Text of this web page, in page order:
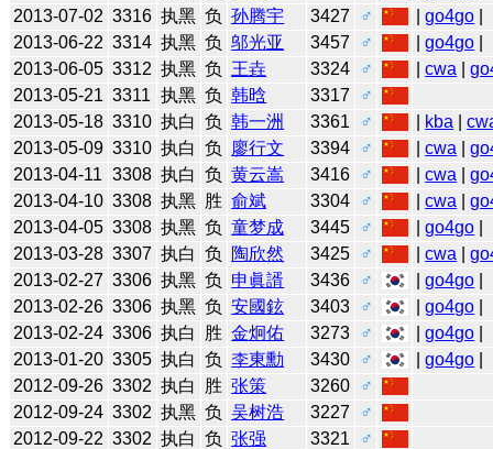
2013-07-02 3316 执黑 负 孙腾宇 3427 ♂ |go4go
2013-06-22 3314 执黑 负 邬光亚 3457 ♂ |go4go
2013-06-05 3312 执黑 负 王垚 3324 ♂ |cwa |
2013-05-21 3311 执黑 负 韩晗 3317
♂
2013-05-18 3310 执白 负 韩一洲 3361 ♂ kba |
2013-05-09 3310 执白 负 廖行文 3394 ♂ |cwa |
2013-04-11 3308 执白 负 黄云嵩 3416 ♂ |cwa |
2013-04-10 3308 执黑 胜 俞斌 3304 ♂ |cwa |
2013-04-05 3308 执黑 负 童梦成 3445 ♂ |go4go
2013-03-28 3307 执白 负 陶欣然 3425 ♂ |cwa |
2013-02-27 3306 执黑 负 申眞諝 3436 ♂ |go4go
2013-02-26 3306 执黑 负 安國鉉 3403 ♂ |go4go
2013-02-24 3306 执白 胜 金炯佑 3273 ♂ |go4go
2013-01-20 3305 执白 负 李東勳 3430 ♂ |go4go
2012-09-26 3302 执白 胜 张策 3260
♂
2012-09-24 3302 执黑 负 吴树浩 3227
♂
2012-09-22 3302 执白 负 张强 3321
♂